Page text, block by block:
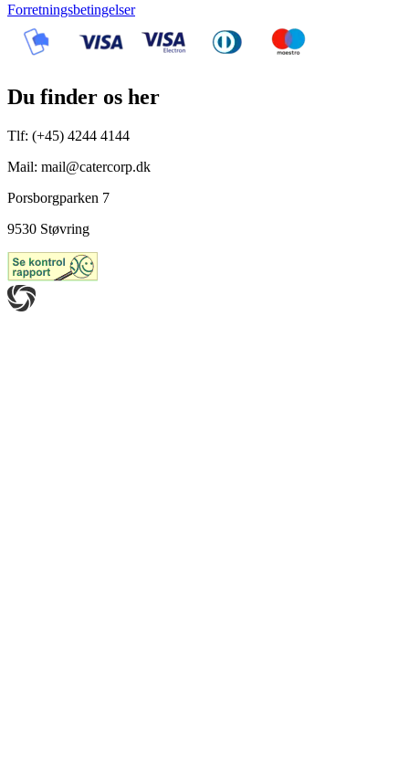
Forretningsbetingelser
Du finder os her
Tlf: (+45) 4244 4144
Mail: mail@catercorp.dk
Porsborgparken 7
9530 Støvring